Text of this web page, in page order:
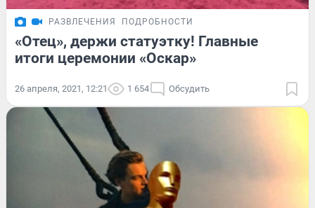
РАЗВЛЕЧЕНИЯ ПОДРОБНОСТИ
«Отец», держи статуэтку! Главные
итоги церемонии «Оскар»
26 апреля, 2021, 12:21 1 654 Обсудить